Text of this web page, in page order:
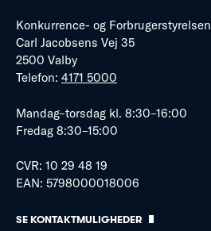
Konkurrence- og Forbrugerstyrelsen
Carl Jacobsens Vej 35
2500 Valby
Telefon: 4171 5000
Mandag–torsdag kl. 8:30–16:00
Fredag 8:30–15:00
CVR: 10 29 48 19
EAN: 5798000018006
SE KONTAKTMULIGHEDER